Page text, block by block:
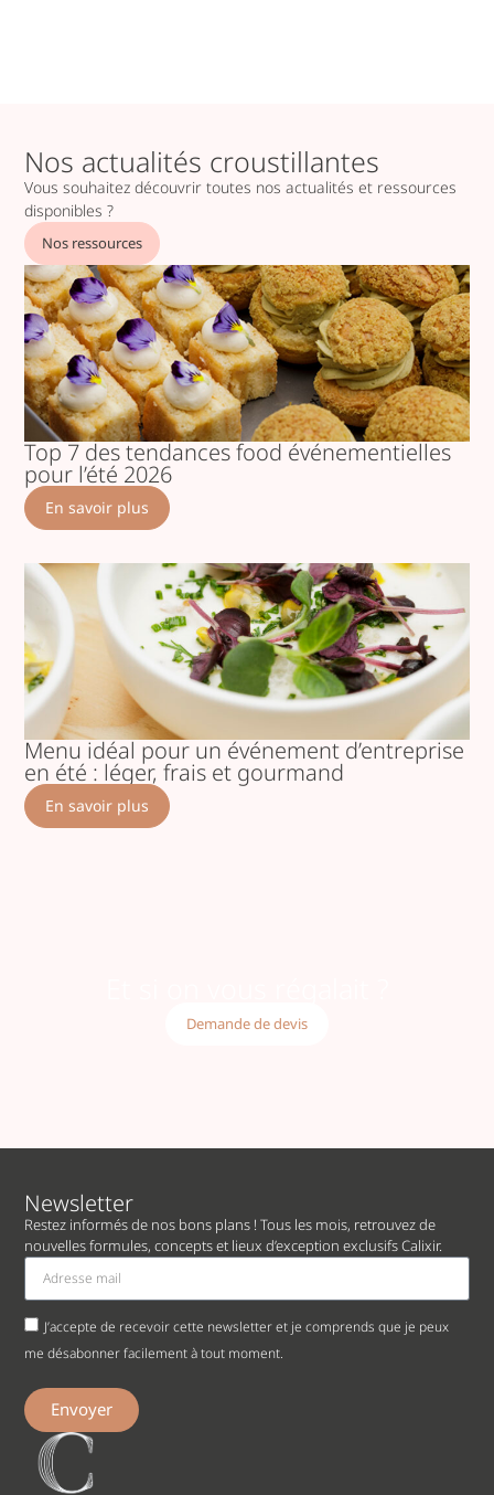
Nos actualités croustillantes
Vous souhaitez découvrir toutes nos actualités et ressources
disponibles ?
Nos ressources
Top 7 des tendances food événementielles
pour l’été 2026
En savoir plus
Menu idéal pour un événement d’entreprise
en été : léger, frais et gourmand
En savoir plus
Demande de devis
Newsletter
Restez informés de nos bons plans ! Tous les mois, retrouvez de
nouvelles formules, concepts et lieux d’exception exclusifs Calixir.
J’accepte de recevoir cette newsletter et je comprends que je peux
me désabonner facilement à tout moment.
Envoyer